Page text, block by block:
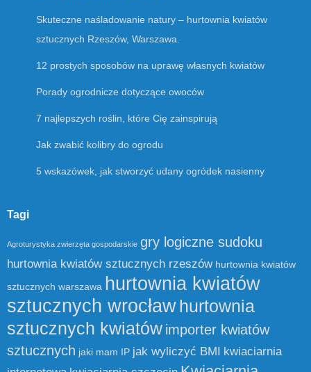
Skuteczne naśladowanie natury – hurtownia kwiatów
sztucznych Rzeszów, Warszawa.
12 prostych sposobów na uprawę własnych kwiatów
Porady ogrodnicze dotyczące owoców
7 najlepszych roślin, które Cię zainspirują
Jak zwabić kolibry do ogrodu
5 wskazówek, jak stworzyć udany ogródek nasienny
Tagi
Agroturystyka zwierzęta gospodarskie gry logiczne sudoku
hurtownia kwiatów sztucznych rzeszów hurtownia kwiatów
sztucznych warszawa hurtownia kwiatów
sztucznych wrocławhurtownia
sztucznych kwiatów importer kwiatów
sztucznych jaki mam IP jak wyliczyć BMI kwiaciarnia